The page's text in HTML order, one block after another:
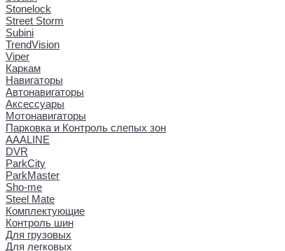
Stonelock
Street Storm
Subini
TrendVision
Viper
Каркам
Навигаторы
Автонавигаторы
Аксессуары
Мотонавигаторы
Парковка и Контроль слепых зон
AAALINE
DVR
ParkCity
ParkMaster
Sho-me
Steel Mate
Комплектующие
Контроль шин
Для грузовых
Для легковых